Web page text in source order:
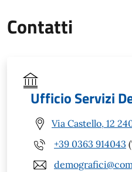
Contatti
Ufficio Servizi
Via Castello, 12
+39 0363 914043